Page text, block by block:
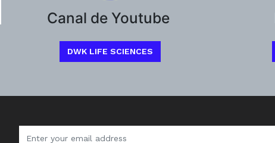
Canal de Youtube
DWK LIFE SCIENCES